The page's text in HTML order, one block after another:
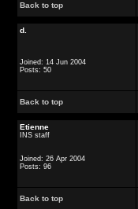
Back to top
d.
Joined: 14 Jun 2004
Posts: 50
Back to top
Etienne
INS staff
Joined: 26 Apr 2004
Posts: 96
Back to top